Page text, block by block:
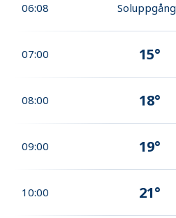
06:08 Soluppgång
07:00 15°
08:00 18°
09:00 19°
10:00 21°